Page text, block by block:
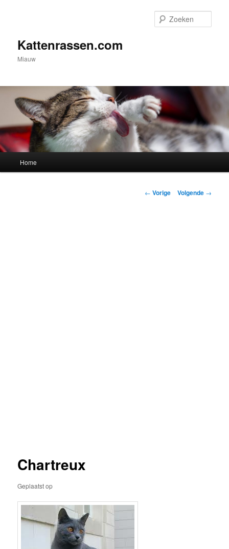
inhoudKattenrassen.com
Miauw
Home
Berichtnavigatie
← Vorige Volgende →
Chartreux
Geplaatst op